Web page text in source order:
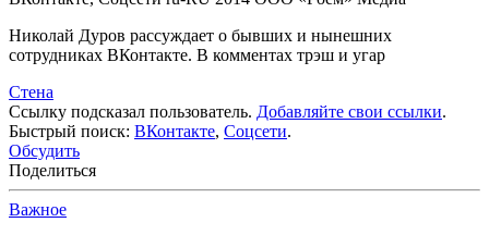
Николай Дуров рассуждает о бывших и нынешних
сотрудниках ВКонтакте. В комментах трэш и угар
Стена
Ссылку подсказал пользователь. Добавляйте свои ссылки.
Быстрый поиск: ВКонтакте, Соцсети.
Обсудить
Поделиться
Важное